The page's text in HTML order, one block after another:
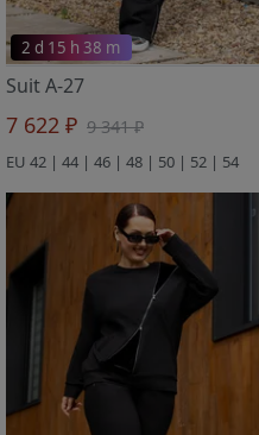
2 d 15 h 38 m
Suit A-27
7 622 ₽ 9 341 ₽
EU 42 | 44 | 46 | 48 | 50 | 52 | 54